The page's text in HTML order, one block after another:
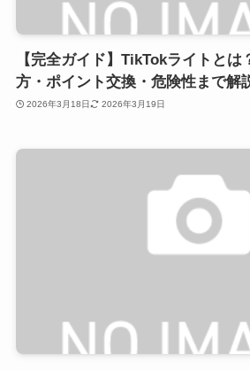
【完全ガイド】TikTokライトとは
方・ポイント交換・危険性まで解
2026年3月18日 2026年3月19日